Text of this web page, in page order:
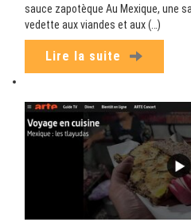
sauce zapotèque Au Mexique, une
vedette aux viandes et aux (…)
Lire la suite